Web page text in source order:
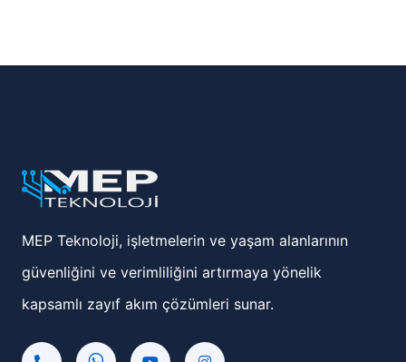
MEP Teknoloji, işletmelerin ve yaşam alanlarının
güvenliğini ve verimliliğini artırmaya yönelik
kapsamlı zayıf akım çözümleri sunar.